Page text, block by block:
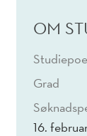
OM
Grad
16.